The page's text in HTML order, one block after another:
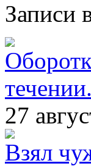
Записи
27
Взял